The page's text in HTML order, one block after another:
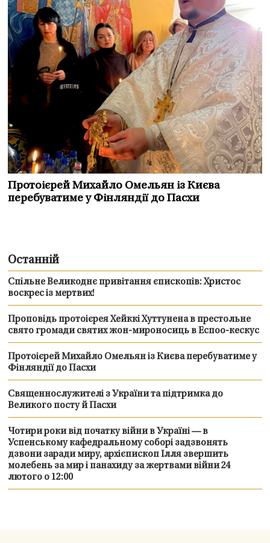
Протоієрей Михайло Омельян із Києва
перебуватиме у Фінляндії до Пасхи
Останній
Спільне Великоднє привітання єпископів: Христос
воскрес із мертвих!
Проповідь протоієрея Хейккі Хуттунена в престольне
свято громади святих жон-мироносиць в Еспоо-кескус
Протоієрей Михайло Омельян із Києва перебуватиме у
Фінляндії до Пасхи
Священнослужителі з України та підтримка до
Великого посту й Пасхи
Чотири роки від початку війни в Україні — в
Успенському кафедральному соборі задзвонять
дзвони заради миру, архієпископ Ілля звершить
молебень за мир і панахиду за жертвами війни 24
лютого о 12:00